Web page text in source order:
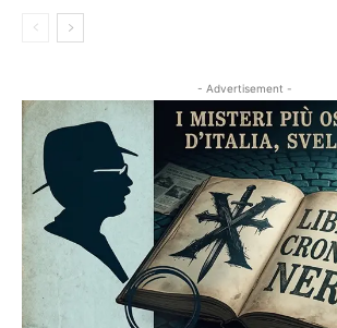
- Advertisement -